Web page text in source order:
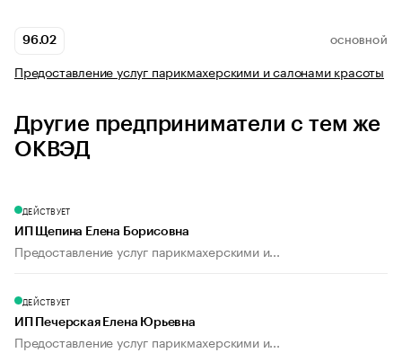
96.02 ОСНОВНОЙ
Предоставление услуг парикмахерскими и салонами красоты
Другие предприниматели с тем же
ОКВЭД
ДЕЙСТВУЕТ
ИП Щепина Елена Борисовна
Предоставление услуг парикмахерскими и...
ДЕЙСТВУЕТ
ИП Печерская Елена Юрьевна
Предоставление услуг парикмахерскими и...